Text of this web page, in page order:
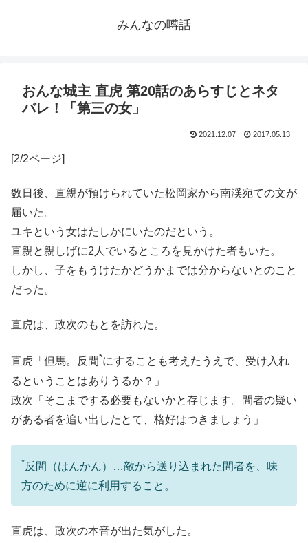
みんなの噂話
おんな城主 直虎 第20話のあらすじとネタ
バレ！「第三の女」
2021.12.07 2017.05.13
[2/2ページ]
数日後、直親が預けられていた松岡家から南渓宛ての文が
届いた。
ユキという女はたしかにいたのだという。
直親と親しげに2人でいるところを見かけた者もいた。
しかし、子をもうけたかどうかまでは分からないとのこと
だった。
直虎は、政次のもとを訪れた。
直虎「但馬。反間*にすることも考えたうえで、受け入れ
るということはありうるか？」
政次「そこまでする必要もないかと存じます。間者の疑い
がある者を追い出したとて、格好はつきましょう」
*反間（はんかん）…敵から送り込まれた間者を、味
方のために逆に利用すること。
直虎は、政次の本音が出た気がした。